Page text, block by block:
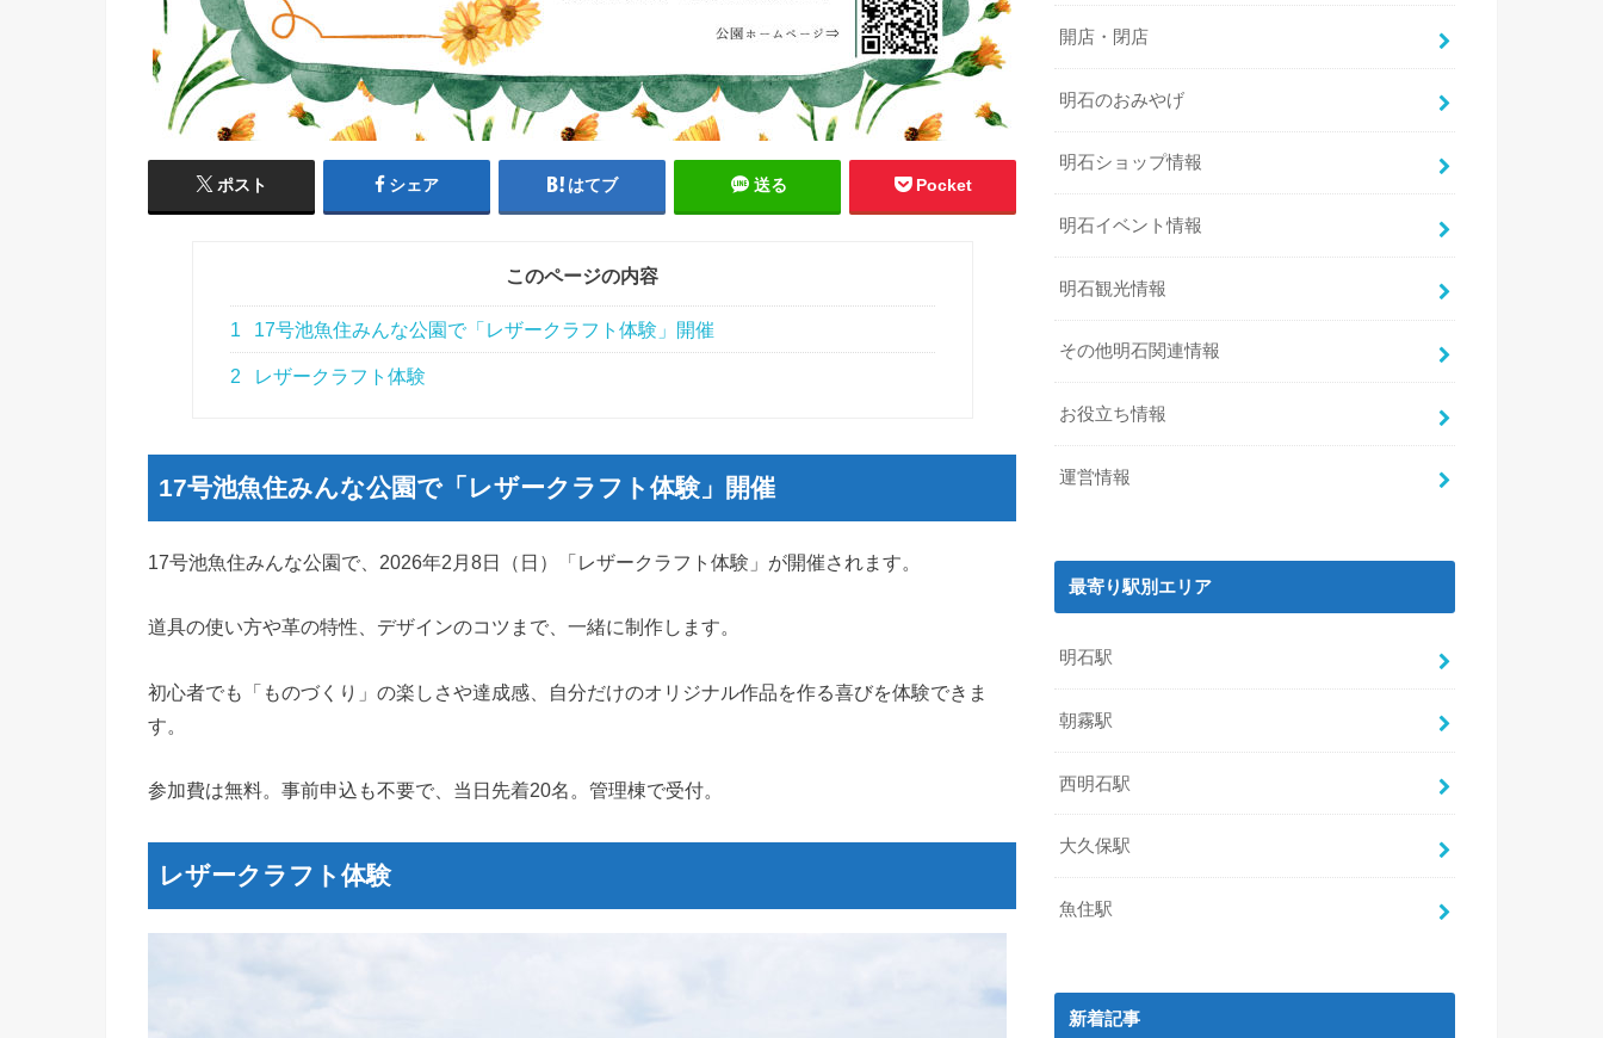
ポスト シェア はてブ 送る Pocket
このページの内容
1 17号池魚住みんな公園で「レザークラフト体験」開催
2 レザークラフト体験
17号池魚住みんな公園で「レザークラフト体験」開催
17号池魚住みんな公園で、2026年2月8日（日）「レザークラフト体験」が開催されます。
道具の使い方や革の特性、デザインのコツまで、一緒に制作します。
初心者でも「ものづくり」の楽しさや達成感、自分だけのオリジナル作品を作る喜びを体験できま
す。
参加費は無料。事前申込も不要で、当日先着20名。管理棟で受付。
レザークラフト体験
開店・閉店
明石のおみやげ
明石ショップ情報
明石イベント情報
明石観光情報
その他明石関連情報
お役立ち情報
運営情報
最寄り駅別エリア
明石駅
朝霧駅
西明石駅
大久保駅
魚住駅
新着記事